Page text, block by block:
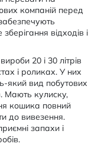
компаній перед
відходів і
20 і 30 літрів
і роликах. У них
який вид побутових
Мають кулиску,
кошика повний
до вивезення.
запахи і